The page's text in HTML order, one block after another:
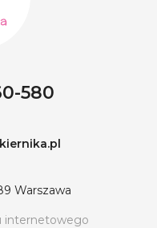
580
Warszawa
internetowego